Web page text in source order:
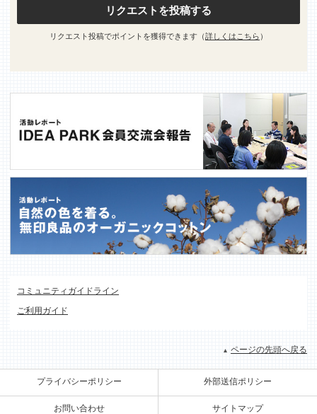
リクエストを投稿する
リクエスト投稿でポイントを獲得できます（詳しくはこちら ）
コミュニティガイドライン
ご利用ガイド
ページの先頭へ戻る
プライバシーポリシー 外部送信ポリシー
お問い合わせ サイトマップ